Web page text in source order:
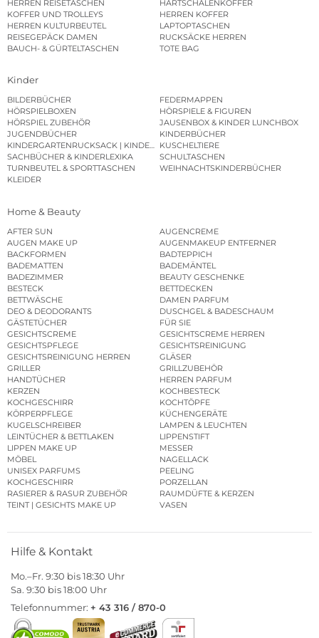
HERREN REISETASCHEN
HARTSCHALENKOFFER
KOFFER UND TROLLEYS
HERREN KOFFER
HERREN KULTURBEUTEL
LAPTOPTASCHEN
REISEGEPÄCK DAMEN
RUCKSÄCKE HERREN
BAUCH- & GÜRTELTASCHEN
TOTE BAG
Kinder
BILDERBÜCHER
FEDERMAPPEN
HÖRSPIELBOXEN
HÖRSPIELE & FIGUREN
HÖRSPIEL ZUBEHÖR
JAUSENBOX & KINDER LUNCHBOX
JUGENDBÜCHER
KINDERBÜCHER
KINDERGARTENRUCKSACK | KINDERGARTENBEUTEL
KUSCHELTIERE
SACHBÜCHER & KINDERLEXIKA
SCHULTASCHEN
TURNBEUTEL & SPORTTASCHEN
WEIHNACHTSKINDERBÜCHER
KLEIDER
Home & Beauty
AFTER SUN
AUGENCREME
AUGEN MAKE UP
AUGENMAKEUP ENTFERNER
BACKFORMEN
BADTEPPICH
BADEMATTEN
BADEMÄNTEL
BADEZIMMER
BEAUTY GESCHENKE
BESTECK
BETTDECKEN
BETTWÄSCHE
DAMEN PARFUM
DEO & DEODORANTS
DUSCHGEL & BADESCHAUM
GÄSTETÜCHER
FÜR SIE
GESICHTSCREME
GESICHTSCREME HERREN
GESICHTSPFLEGE
GESICHTSREINIGUNG
GESICHTSREINIGUNG HERREN
GLÄSER
GRILLER
GRILLZUBEHÖR
HANDTÜCHER
HERREN PARFUM
KERZEN
KOCHBESTECK
KOCHGESCHIRR
KOCHTÖPFE
KÖRPERPFLEGE
KÜCHENGERÄTE
KUGELSCHREIBER
LAMPEN & LEUCHTEN
LEINTÜCHER & BETTLAKEN
LIPPENSTIFT
LIPPEN MAKE UP
MESSER
MÖBEL
NAGELLACK
UNISEX PARFUMS
PEELING
KOCHGESCHIRR
PORZELLAN
RASIERER & RASUR ZUBEHÖR
RAUMDÜFTE & KERZEN
TEINT | GESICHTS MAKE UP
VASEN
Hilfe & Kontakt
Mo.–Fr. 9:30 bis 18:30 Uhr
Sa. 9:30 bis 18:00 Uhr
Telefonnummer: + 43 316 / 870-0